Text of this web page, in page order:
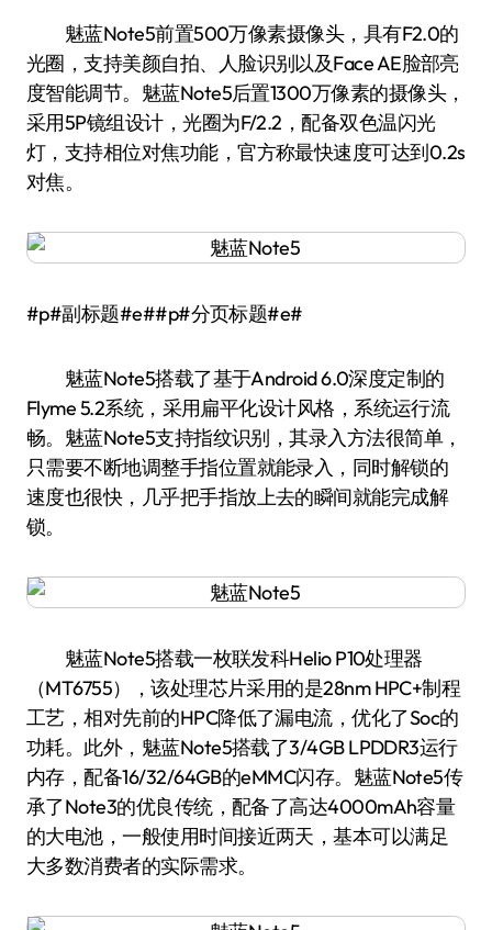
魅蓝Note5前置500万像素摄像头，具有F2.0的
光圈，支持美颜自拍、人脸识别以及Face AE脸部亮
度智能调节。魅蓝Note5后置1300万像素的摄像头，
采用5P镜组设计，光圈为F/2.2，配备双色温闪光
灯，支持相位对焦功能，官方称最快速度可达到0.2s
对焦。
#p#副标题#e##p#分页标题#e#
魅蓝Note5搭载了基于Android 6.0深度定制的
Flyme 5.2系统，采用扁平化设计风格，系统运行流
畅。魅蓝Note5支持指纹识别，其录入方法很简单，
只需要不断地调整手指位置就能录入，同时解锁的
速度也很快，几乎把手指放上去的瞬间就能完成解
锁。
魅蓝Note5搭载一枚联发科Helio P10处理器
（MT6755），该处理芯片采用的是28nm HPC+制程
工艺，相对先前的HPC降低了漏电流，优化了Soc的
功耗。此外，魅蓝Note5搭载了3/4GB LPDDR3运行
内存，配备16/32/64GB的eMMC闪存。魅蓝Note5传
承了Note3的优良传统，配备了高达4000mAh容量
的大电池，一般使用时间接近两天，基本可以满足
大多数消费者的实际需求。